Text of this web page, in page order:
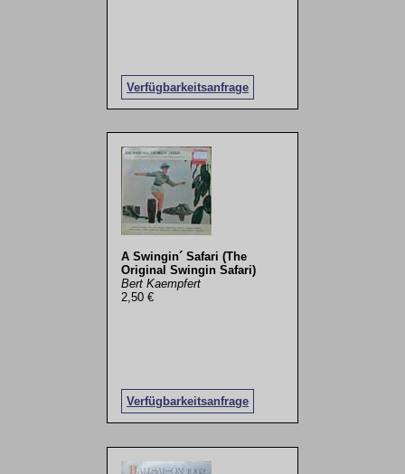
Verfügbarkeitsanfrage
A Swingin´ Safari (The
Original Swingin Safari)
Bert Kaempfert
2,50 €
Verfügbarkeitsanfrage